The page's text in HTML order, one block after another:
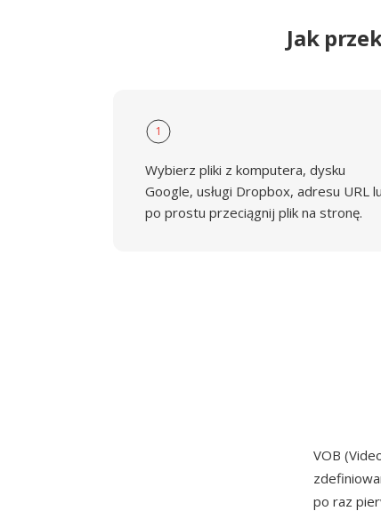
Jak
1
Wybierz pliki z komputera, dysku
Google, usługi Dropbox, adresu URL
po prostu przeciągnij plik na stronę.
VOB
po raz